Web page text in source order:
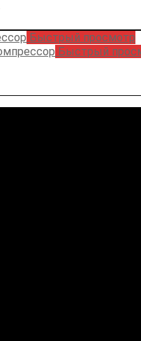
Быстрый просмотр
Быстрый